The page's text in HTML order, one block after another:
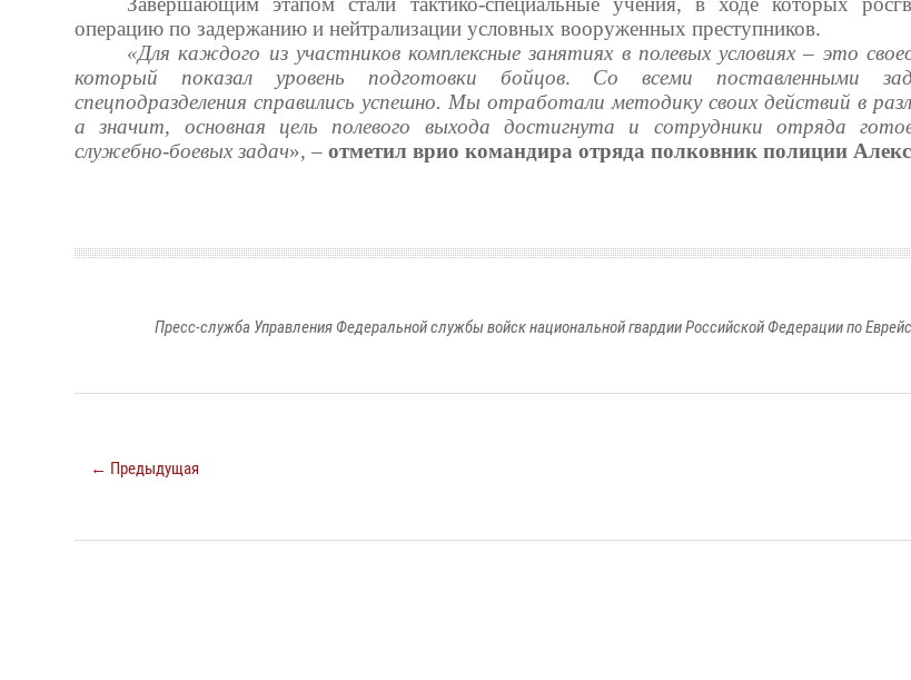
операцию по задержанию и нейтрализации условных вооруженных преступников.
«Для каждого из участников комплексные занятиях в полевых условиях – это
который показал уровень подготовки бойцов. Со всеми поставленными
спецподразделения справились успешно. Мы отработали методику своих действий в
а значит, основная цель полевого выхода достигнута
и сотрудники отряда
служебно-боевых задач», – отметил врио командира отряда полковник полиции
Пресс-служба Управления Федеральной службы войск национальной гвардии Российской Федерации по
← Предыдущая